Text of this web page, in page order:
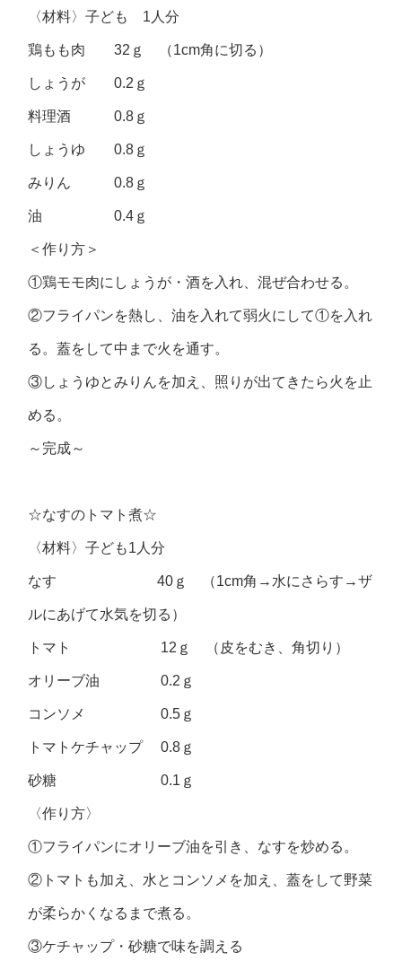
〈材料〉子ども 1人分
鶏もも肉 32ｇ （1cm角に切る）
しょうが 0.2ｇ
料理酒 0.8ｇ
しょうゆ 0.8ｇ
みりん 0.8ｇ
油 0.4ｇ
＜作り方＞
①鶏モモ肉にしょうが・酒を入れ、混ぜ合わせる。
②フライパンを熱し、油を入れて弱火にして①を入れ
る。蓋をして中まで火を通す。
③しょうゆとみりんを加え、照りが出てきたら火を止
める。
～完成～
☆なすのトマト煮☆
〈材料〉子ども1人分
なす 40ｇ （1cm角→水にさらす→ザ
ルにあげて水気を切る）
トマト 12ｇ （皮をむき、角切り）
オリーブ油 0.2ｇ
コンソメ 0.5ｇ
トマトケチャップ 0.8ｇ
砂糖 0.1ｇ
〈作り方〉
①フライパンにオリーブ油を引き、なすを炒める。
②トマトも加え、水とコンソメを加え、蓋をして野菜
が柔らかくなるまで煮る。
③ケチャップ・砂糖で味を調える